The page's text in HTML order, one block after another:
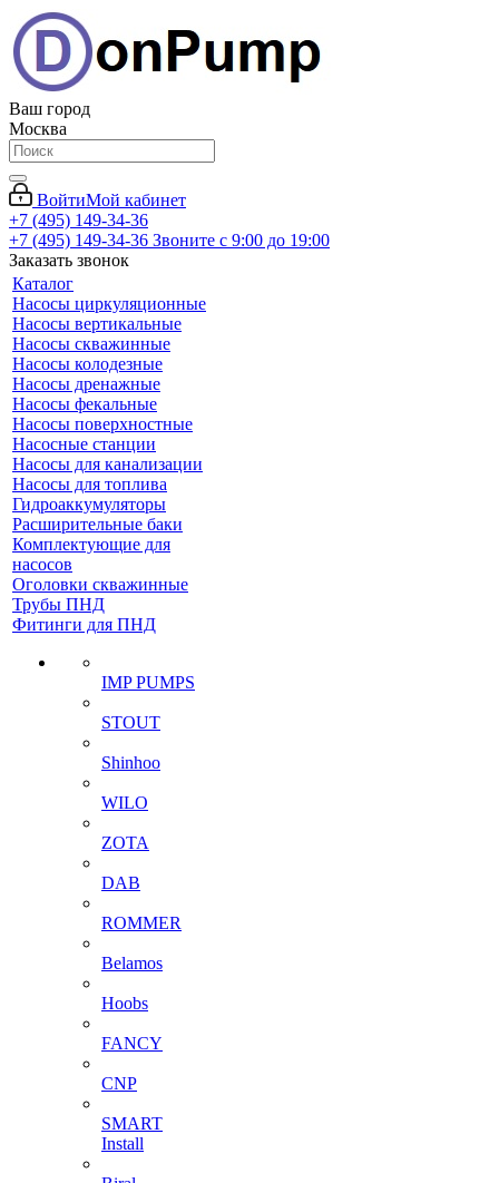
Ваш город
Москва
ВойтиМой кабинет
+7 (495) 149-34-36
+7 (495) 149-34-36 Звоните с 9:00 до 19:00
Заказать звонок
Каталог
Насосы циркуляционные
Насосы вертикальные
Насосы скважинные
Насосы колодезные
Насосы дренажные
Насосы фекальные
Насосы поверхностные
Насосные станции
Насосы для канализации
Насосы для топлива
Гидроаккумуляторы
Расширительные баки
Комплектующие для
насосов
Оголовки скважинные
Трубы ПНД
Фитинги для ПНД
IMP PUMPS
STOUT
Shinhoo
WILO
ZOTA
DAB
ROMMER
Belamos
Hoobs
FANCY
CNP
SMART
Install